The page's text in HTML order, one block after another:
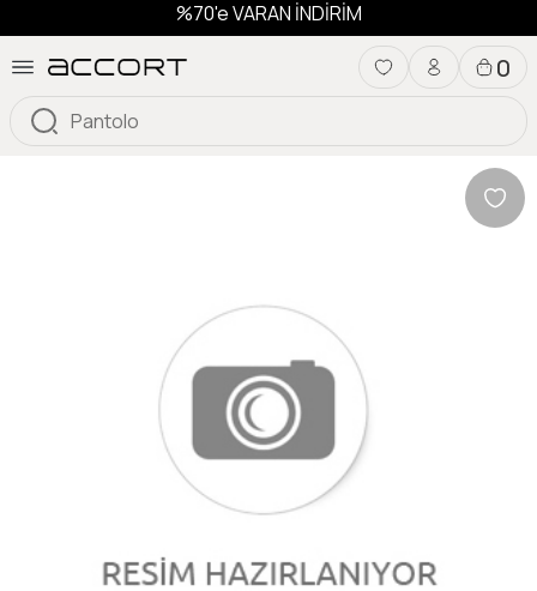
%70'e VARAN İNDİRİM
0